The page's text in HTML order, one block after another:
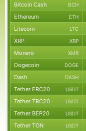
Bitcoin Cash BCH
Ethereum ETH
Litecoin LTC
XRP XRP
Monero XMR
Dogecoin DOGE
Dash DASH
Tether ERC20 USDT
Tether TRC20 USDT
Tether BEP20 USDT
Tether TON USDT